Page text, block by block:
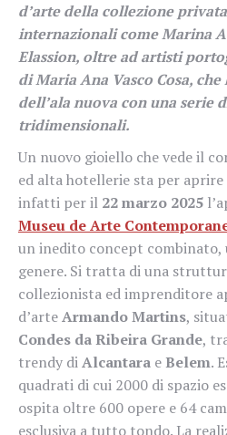
d’arte della collezione
internazionali come Marina
Elassion, oltre ad artisti
di Maria Ana Vasco Cosa,
dell’ala nuova con una serie
tridimensionali.
Un nuovo gioiello che vede il
ed alta hotellerie sta per aprire
infatti per il 22 marzo 2025
Museu de Arte
un inedito concept combinato,
genere. Si tratta di una
collezionista ed imprenditore
d’arteArmando Martins,
Condes da Ribeira Grande,
trendy diAlcantara eBelem.
quadrati di cui 2000 di spazio
ospita oltre 600 opere e 64
esclusiva a tutto tondo. La